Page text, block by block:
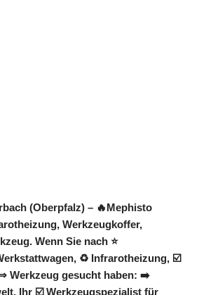
(Oberpfalz) – 🔥Mephisto
Werkzeugkoffer,
Wenn Sie nach ⭐
♻ Infrarotheizung, ☑️
Werkzeug gesucht haben: ➡️
Ihr ☑️ Werkzeugspezialist für